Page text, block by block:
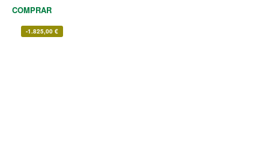
COMPRAR
-1.825,00 €